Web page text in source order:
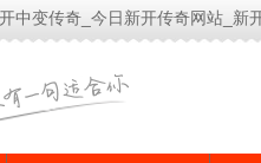
中变传奇_今日新开传奇网站_新